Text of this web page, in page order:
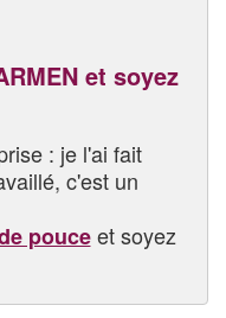
et soyez
: je l'ai fait
c'est un
pouceet soyez